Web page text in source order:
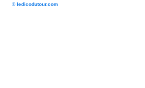
© ledicodutour.com